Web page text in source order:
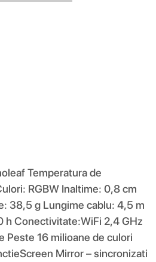
Temperatura de
RGBW Inaltime: 0,8 cm
38,5 g Lungime cablu: 4,5 m
h Conectivitate:WiFi 2,4 GHz
Peste 16 milioane de culori
Mirror – sincronizati